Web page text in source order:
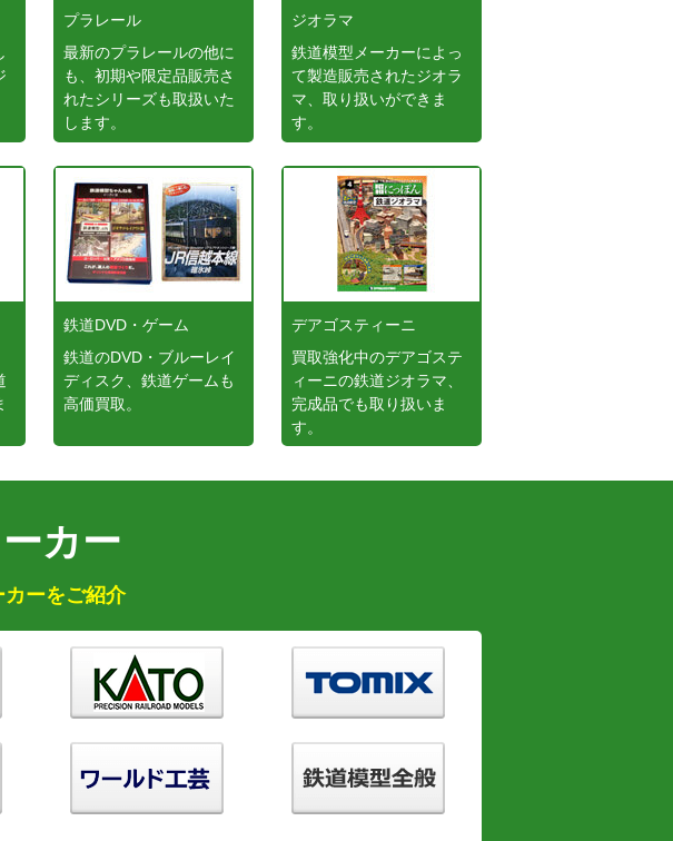
プラレール
最新のプラレールの他に
も、初期や限定品販売さ
れたシリーズも取扱いた
します。
ジオラマ
鉄道模型メーカーによっ
て製造販売されたジオラ
マ、取り扱いができま
す。
鉄道DVD・ゲーム
鉄道のDVD・ブルーレイ
ディスク、鉄道ゲームも
高価買取。
デアゴスティーニ
買取強化中のデアゴステ
ィーニの鉄道ジオラマ、
完成品でも取り扱いま
す。
カー
ーをご紹介